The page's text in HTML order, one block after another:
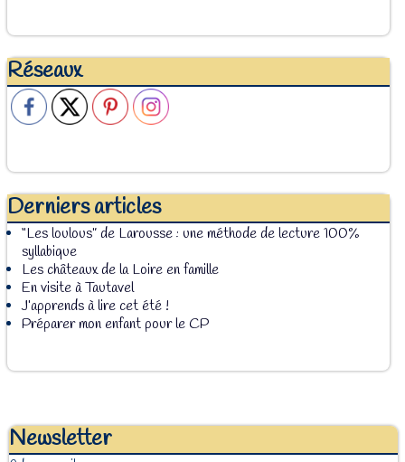
Réseaux
Derniers articles
“Les loulous” de Larousse : une méthode de lecture 100%
syllabique
Les châteaux de la Loire en famille
En visite à Tautavel
J’apprends à lire cet été !
Préparer mon enfant pour le CP
Newsletter